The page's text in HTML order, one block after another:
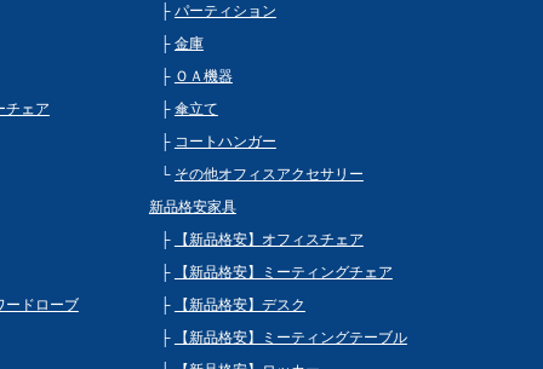
チェア
ードローブ
パーティション
金庫
ＯＡ機器
傘立て
コートハンガー
その他オフィスアクセサリー
新品格安家具
【新品格安】オフィスチェア
【新品格安】ミーティングチェア
【新品格安】デスク
【新品格安】ミーティングテーブル